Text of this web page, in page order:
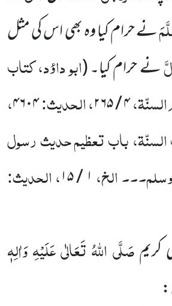
نے حرام کیا وہ بھی اس کی مثل
نے حرام کیا۔(ابو داؤد، کتاب
السنّۃ،۴ / ۲۶۵ ، الحدیث:۴۶۰۴،
باب تعظیم حدیث رسول
وسلم۔۔۔ الخ، ۱ / ۱۵ ، الحدیث:
صَلَّی اللہُ تَعَالٰی عَلَیْہِ وَاٰلِہٖ
: